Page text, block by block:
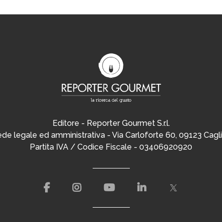
Editore - Reporter Gourmet S.r.l.
legale ed amministrativa - Via Carloforte 60, 09123
Partita IVA / Codice Fiscale - 03406920920